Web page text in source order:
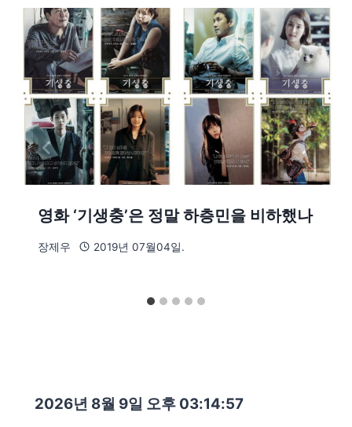
영화 ‘기생충’은 정말 하층민을 비하했나
장제우 2019년 07월04일.
2026년 8월 9일 오후 03:14:58